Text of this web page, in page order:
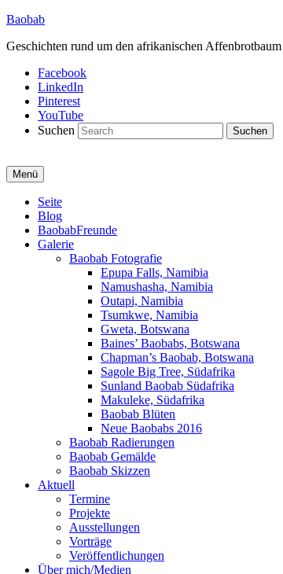
Baobab
Geschichten rund um den afrikanischen Affenbrotbaum
Facebook
LinkedIn
Pinterest
YouTube
Suchen
Menü
Primäres
Menü
Seite
Blog
BaobabFreunde
Galerie
Baobab Fotografie
Epupa Falls, Namibia
Namushasha, Namibia
Outapi, Namibia
Tsumkwe, Namibia
Gweta, Botswana
Baines’ Baobabs, Botswana
Chapman’s Baobab, Botswana
Sagole Big Tree, Südafrika
Sunland Baobab Südafrika
Makuleke, Südafrika
Baobab Blüten
Neue Baobabs 2016
Baobab Radierungen
Baobab Gemälde
Baobab Skizzen
Aktuell
Termine
Projekte
Ausstellungen
Vorträge
Veröffentlichungen
Über mich/Medien